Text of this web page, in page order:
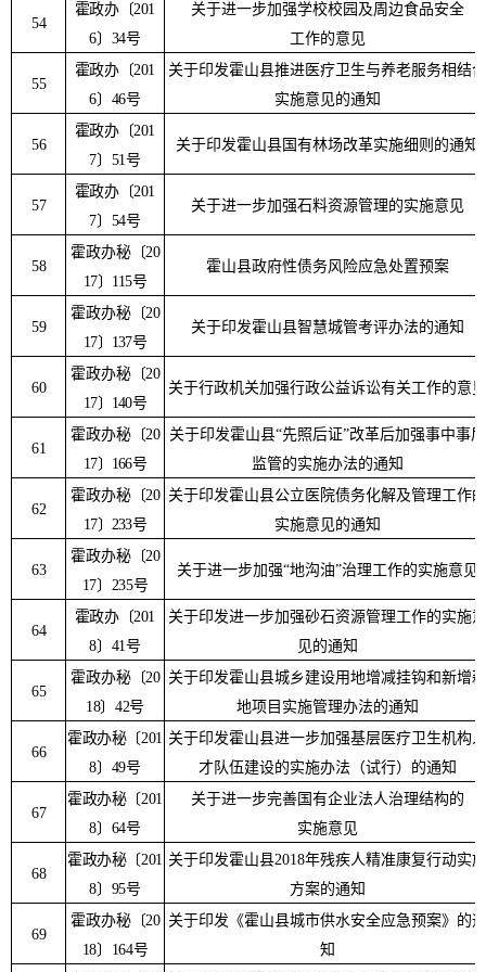
54
霍政办〔201
6〕 34号
关于进一步加强学校校园及周边食品安全
工作的意见
55
霍政办〔201
6〕 46号
关于印发霍山县推进医疗卫生与养老服务相结合
实施意见的通知
56
霍政办〔201
7〕 51号
关于印发霍山县国有林场改革实施细则的通知
57
霍政办〔201
7〕 54号
关于进一步加强石料资源管理的实施意见
58
霍政办秘 〔20
17〕 115号
霍山县政府性债务风险应急处置预案
59
霍政办秘 〔20
17〕 137号
关于印发霍山县智慧城管考评办法的通知
60
霍政办秘 〔20
17〕 140号
关于行政机关加强行政公益诉讼有关工作的意见
61
霍政办秘 〔20
17〕 166号
关于印发霍山县“先照后证”改革后加强事中事后
监管的实施办法的通知
62
霍政办秘 〔20
17〕 233号
关于印发霍山县公立医院债务化解及管理工作的
实施意见的通知
63
霍政办秘〔20
17〕 235号
关于进一步加强“地沟油”治理工作的实施意见
64
霍政办〔201
8〕 41号
关于印发进一步加强砂石资源管理工作的实施意
见的通知
65
霍政办秘〔20
18〕 42号
关于印发霍山县城乡建设用地增减挂钩和新增耕
地项目实施管理办法的通知
66
霍政办秘〔201
8〕 49号
关于印发霍山县进一步加强基层医疗卫生机构人
才队伍建设的实施办法（试行）的通知
67
霍政办秘〔201
8〕 64号
关于进一步完善国有企业法人治理结构的
实施意见
68
霍政办秘〔201
8〕 95号
关于印发霍山县2018年残疾人精准康复行动实施
方案的通知
69
霍政办秘〔20
18〕 164号
关于印发《霍山县城市供水安全应急预案》的通
知